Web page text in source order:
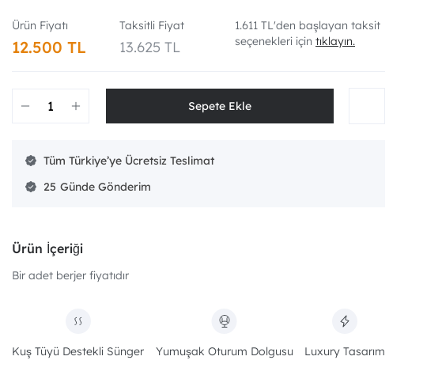
12.500 TL
Taksitli Fiyat
13.625 TL
1.611 TL'den başlayan taksit
seçenekleri için tıklayın.
25
Tüm Türkiye’ye Ücretsiz Teslimat
Ürün İçeriği
Bir adet berjer fiyatıdır
Kuş Tüyü Destekli Sünger Yumuşak Oturum Dolgusu Luxury Tasarım